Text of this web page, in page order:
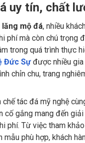
uy tín, chất
lăng mộ đá, nhiều
phí mà còn chú trọng
trong quá trình thực
Đức Sựđược nhiều gia
chỉn chu, trang
chế tác đá mỹ nghệ
cố gắng mang đến
phí. Từ việc tham
mẫu phù hợp, khách